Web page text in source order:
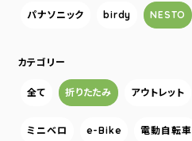
パナソニック birdy NESTO
カテゴリー
全て 折りたたみ アウトレット
ミニベロ e-Bike 電動自転車